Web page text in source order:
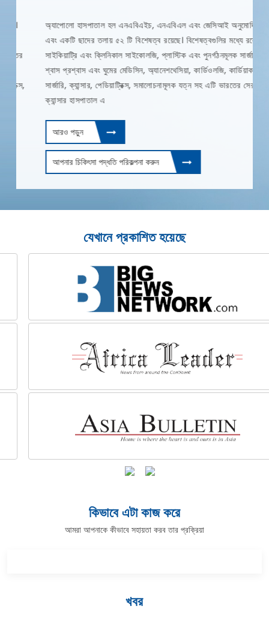
অ্যাপোলো হাসপাতাল হল এনএবিএইচ, এনএবিএল এবং জেসিআই অনুমোদিত
এবং একটি ছাদের তলায় ৫২ টি বিশেষত্ব রয়েছে। বিশেষত্বগুলির মধ্যে রয়েছে
সাইকিয়াট্রি এবং ক্লিনিকাল সাইকোলজি, প্লাস্টিক এবং পুনর্গঠনমূলক সার্জারি,
শ্বাস প্রশ্বাস এবং ঘুমের মেডিসিন, অ্যানেশথেসিয়া, কার্ডিওলজি, কার্ডিয়াক
সার্জারি, ক্যান্সার, পেডিয়াট্রিক্স, সমালোচনামূলক যত্ন সহ এটি ভারতের সেরা
ক্যান্সার হাসপাতাল এ
আরও পড়ুন
আপনার চিকিৎসা পদ্ধতি পরিকল্পনা করুন
যেখানে প্রকাশিত হয়েছে
কিভাবে এটা কাজ করে
আমরা আপনাকে কীভাবে সহায়তা করব তার প্রক্রিয়া
খবর